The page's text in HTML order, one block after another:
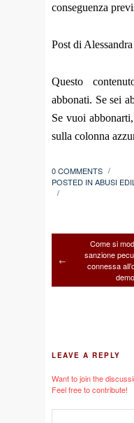
conseguenza
Post di
Questo
abbonati. Se sei
Se vuoi
sulla colonna
0 COMMENTS /
POSTED IN ABUSI
/
←
Come si
sanzione
connessa
LEAVE A REPLY
Want to join the
Feel free to contribute!